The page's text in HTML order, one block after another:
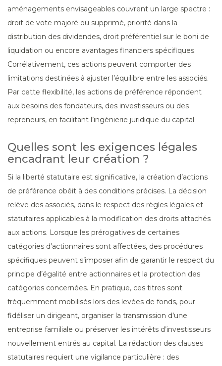
aménagements envisageables couvrent un large spectre :
droit de vote majoré ou supprimé, priorité dans la
distribution des dividendes, droit préférentiel sur le boni de
liquidation ou encore avantages financiers spécifiques.
Corrélativement, ces actions peuvent comporter des
limitations destinées à ajuster l’équilibre entre les associés.
Par cette flexibilité, les actions de préférence répondent
aux besoins des fondateurs, des investisseurs ou des
repreneurs, en facilitant l’ingénierie juridique du capital.
Quelles sont les exigences légales
encadrant leur création ?
Si la liberté statutaire est significative, la création d’actions
de préférence obéit à des conditions précises. La décision
relève des associés, dans le respect des règles légales et
statutaires applicables à la modification des droits attachés
aux actions. Lorsque les prérogatives de certaines
catégories d’actionnaires sont affectées, des procédures
spécifiques peuvent s’imposer afin de garantir le respect du
principe d’égalité entre actionnaires et la protection des
catégories concernées. En pratique, ces titres sont
fréquemment mobilisés lors des levées de fonds, pour
fidéliser un dirigeant, organiser la transmission d’une
entreprise familiale ou préserver les intérêts d’investisseurs
nouvellement entrés au capital. La rédaction des clauses
statutaires requiert une vigilance particulière : des